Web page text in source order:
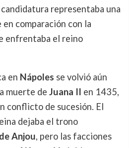
candidatura representaba una
comparación con la
enfrentaba el reino
en Nápoles se volvió aún
muerte de Juana II en 1435,
conflicto de sucesión. El
dejaba el trono
Anjou, pero las facciones